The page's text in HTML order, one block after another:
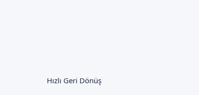
Hızlı Geri Dönüş